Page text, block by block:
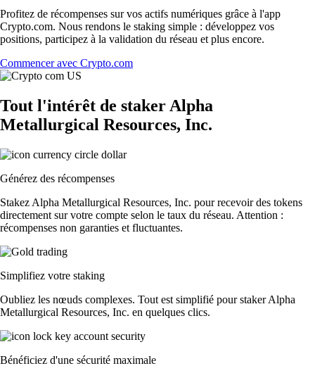
Profitez de récompenses sur vos actifs numériques grâce à l'app
Crypto.com. Nous rendons le staking simple : développez vos
positions, participez à la validation du réseau et plus encore.
Commencer avec Crypto.com
Tout l'intérêt de staker Alpha
Metallurgical Resources, Inc.
Générez des récompenses
Stakez Alpha Metallurgical Resources, Inc. pour recevoir des tokens
directement sur votre compte selon le taux du réseau. Attention :
récompenses non garanties et fluctuantes.
Simplifiez votre staking
Oubliez les nœuds complexes. Tout est simplifié pour staker Alpha
Metallurgical Resources, Inc. en quelques clics.
Bénéficiez d'une sécurité maximale